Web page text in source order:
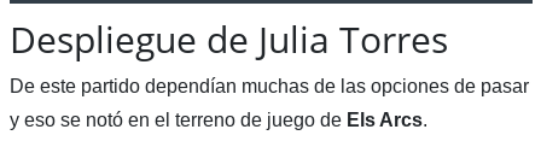
Despliegue de Julia Torres
De este partido dependían muchas de las opciones de pasar
y eso se notó en el terreno de juego de Els Arcs.